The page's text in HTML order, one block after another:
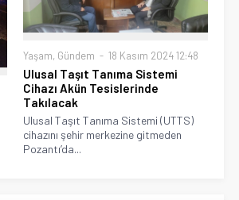
Yaşam, Gündem 18 Kasım 2024 12:48
Ulusal Taşıt Tanıma Sistemi
Cihazı Akün Tesislerinde
Takılacak
Ulusal Taşıt Tanıma Sistemi (UTTS)
cihazını şehir merkezine gitmeden
Pozantı’da...